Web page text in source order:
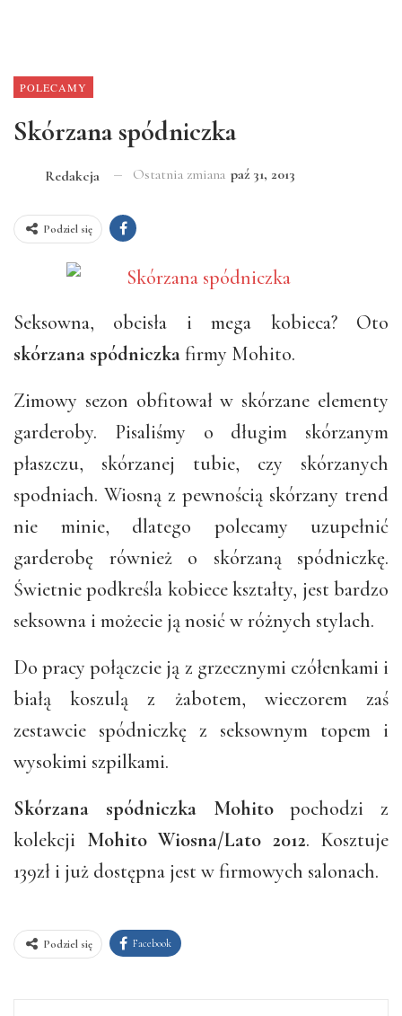
POLECAMY
Skórzana spódniczka
Redakcja Ostatnia zmiana paź 31, 2013
Podziel się
Seksowna, obcisła i mega kobieca? Oto
skórzana spódniczka firmy Mohito.
Zimowy sezon obfitował w skórzane elementy
garderoby. Pisaliśmy o długim skórzanym
płaszczu, skórzanej tubie, czy skórzanych
spodniach. Wiosną z pewnością skórzany trend
nie minie, dlatego polecamy uzupełnić
garderobę również o skórzaną spódniczkę.
Świetnie podkreśla kobiece kształty, jest bardzo
seksowna i możecie ją nosić w różnych stylach.
Do pracy połączcie ją z grzecznymi czółenkami i
białą koszulą z żabotem, wieczorem zaś
zestawcie spódniczkę z seksownym topem i
wysokimi szpilkami.
Skórzana spódniczka Mohitopochodzi z
kolekcji Mohito Wiosna/Lato 2012. Kosztuje
139zł i już dostępna jest w firmowych salonach.
Podziel się Facebook